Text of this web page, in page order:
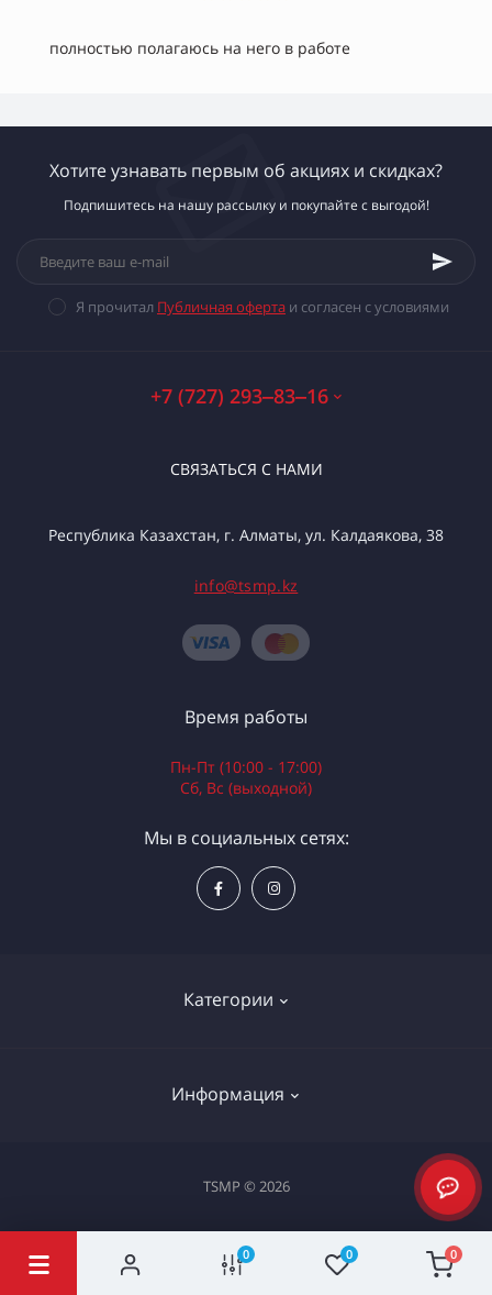
0 0 0
полностью полагаюсь на него в работе
Хотите узнавать первым об акциях и скидках?
Подпишитесь на нашу рассылку и покупайте с выгодой!
Я прочитал Публичная оферта и согласен с условиями
+7 (727) 293‒83‒16
СВЯЗАТЬСЯ С НАМИ
Республика Казахстан, г. Алматы, ул. Калдаякова, 38
info@tsmp.kz
Категории
Электроинструменты
Станки и проф. оборудование
Информация
Доставка и оплата
Политика конфиденциальности
Время работы
Пн-Пт (10:00 - 17:00)
Сб, Вс (выходной)
Мы в социальных сетях:
TSMP © 2026